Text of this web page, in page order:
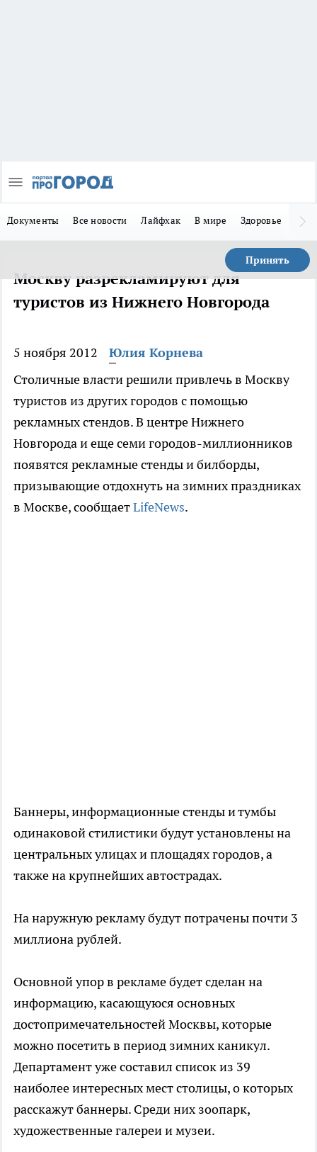
Документы Все новости Лайфхак В мире Здоровье
Принять
Москву разрекламируют для
туристов из Нижнего Новгорода
5 ноября 2012
Юлия Корнева
Столичные власти решили привлечь в Москву
туристов из других городов с помощью
рекламных стендов. В центре Нижнего
Новгорода и еще семи городов-миллионников
появятся рекламные стенды и билборды,
призывающие отдохнуть на зимних праздниках
в Москве, сообщаетLifeNews.
Баннеры, информационные стенды и тумбы
одинаковой стилистики будут установлены на
центральных улицах и площадях городов, а
также на крупнейших автострадах.
На наружную рекламу будут потрачены почти 3
миллиона рублей.
Основной упор в рекламе будет сделан на
информацию, касающуюся основных
достопримечательностей Москвы, которые
можно посетить в период зимних каникул.
Департамент уже составил список из 39
наиболее интересных мест столицы, о которых
расскажут баннеры. Среди них зоопарк,
художественные галереи и музеи.